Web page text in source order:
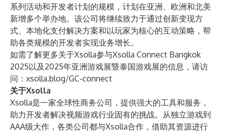
系列活动和开发者计划的规模，计划在亚洲、欧洲和北美
新增多个举办地。该公司将继续致力于通过创新变现方
式、本地化支付解决方案和以玩家为核心的互动策略，帮
助各类规模的开发者实现业务增长。
如需了解更多关于Xsolla参与Xsolla Connect Bangkok
2025以及2025年亚洲游戏展暨泰国游戏展的信息，请访
问： xsolla.blog/GC-connect
关于Xsolla
Xsolla是一家全球性商务公司，提供强大的工具和服务，
助力开发者解决视频游戏行业固有的挑战。从独立游戏到
AAA级大作，各类公司都与Xsolla合作，借助其资源进行